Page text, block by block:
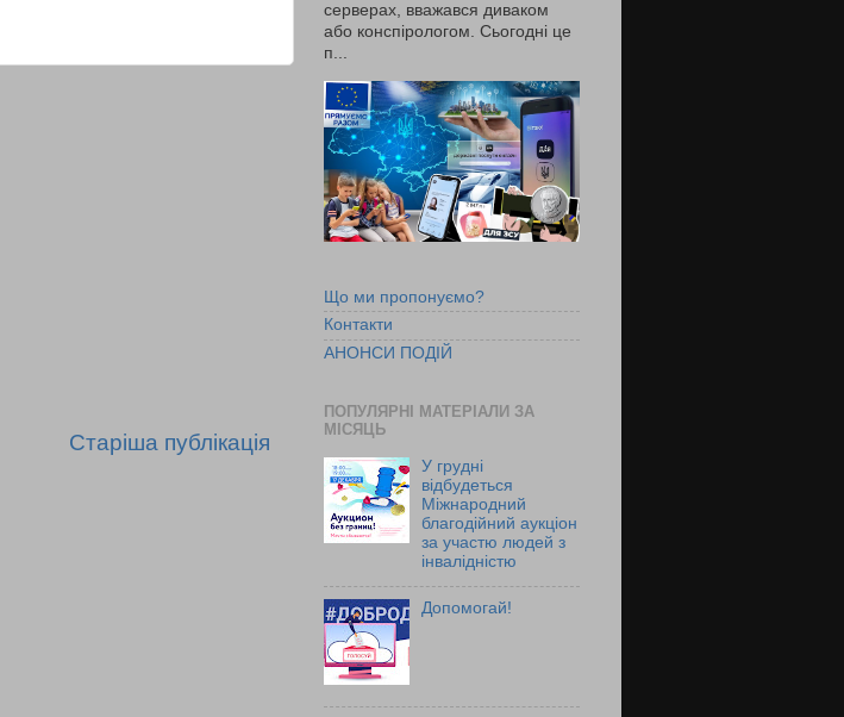
Старіша публікація
серверах, вважався диваком
або конспірологом. Сьогодні це
п...
Що ми пропонуємо?
Контакти
АНОНСИ ПОДІЙ
ПОПУЛЯРНІ МАТЕРІАЛИ ЗА
МІСЯЦЬ
У грудні
відбудеться
Міжнародний
благодійний аукціон
за участю людей з
інвалідністю
Допомогай!